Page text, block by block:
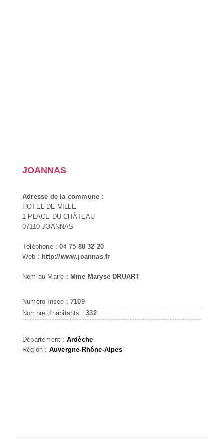
JOANNAS
Adresse de la commune :
HOTEL DE VILLE
1 PLACE DU CHÂTEAU
07110 JOANNAS
Téléphone :04 75 88 32 20
Web : http://www.joannas.fr
Nom du Maire : Mme Maryse DRUART
Numéro Insee : 7109
Nombre d'habitants :332
Département : Ardèche
Région : Auvergne-Rhône-Alpes